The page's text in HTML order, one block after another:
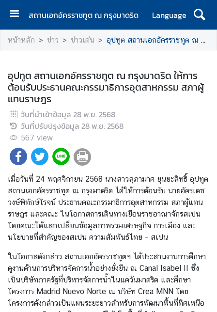
สถานเอกอัครราชทูต ณ กรุงมาดริด
Language
ห
น้
ร
ก
ส
ถ
า
ก
อั
ค
ร
ร
า
ทู
ต
ข่
หน้าหลัก ข่าว ข่าวเด่น อุปทูต สถานเอกอัครราชทูต ณ กรุงมาดริด ให้การต้อนรับประธานคณะกรรมาธิการอุตสาหกรรม สภาผู้แทนราษฎร
อุปทูต สถานเอกอัครราชทูต ณ กรุงมาดริด ให้การ
ต้อนรับประธานคณะกรรมาธิการอุตสาหกรรม สภาผู้
แทนราษฎร
วันที่นำเข้าข้อมูล 28 พ.ย. 2568
วันที่ปรับปรุงข้อมูล 28 พ.ย. 2568
567 view
เมื่อวันที่ 24 พฤศจิกายน 2568 นางสาวสุภามาศ ยุนยะสิทธิ์ อุปทูต
สถานเอกอัครราชทูต ณ กรุงมาดริด ได้ให้การต้อนรับ นายอัครเดช
วงษ์พิทักษ์โรจน์ ประธานคณะกรรมาธิการอุตสาหกรรม สภาผู้แทน
ราษฎร และคณะ ในโอกาสการเดินทางเยือนราชอาณาจักรสเปน
โดยคณะได้แลกเปลี่ยนข้อมูลภาพรวมเศรษฐกิจ การเมือง และ
นโยบายที่สำคัญของสเปน ความสัมพันธ์ไทย - สเปน
ในโอกาสดังกล่าว สถานเอกอัครราชทูตฯ ได้ประสานงานการศึกษา
ดูงานด้านการบริหารจัดการน้ำอย่างยั่งยืน ณ Canal Isabel II ซึ่ง
เป็นบริษัทภาครัฐที่บริหารจัดการน้ำในแคว้นมาดริด และศึกษา
โครงการ Madrid Nuevo Norte ณ บริษัท Crea MNN โดย
โครงการดังกล่าวเป็นแผนระยะยาวสำหรับการพัฒนาพื้นที่ทิศเหนือ